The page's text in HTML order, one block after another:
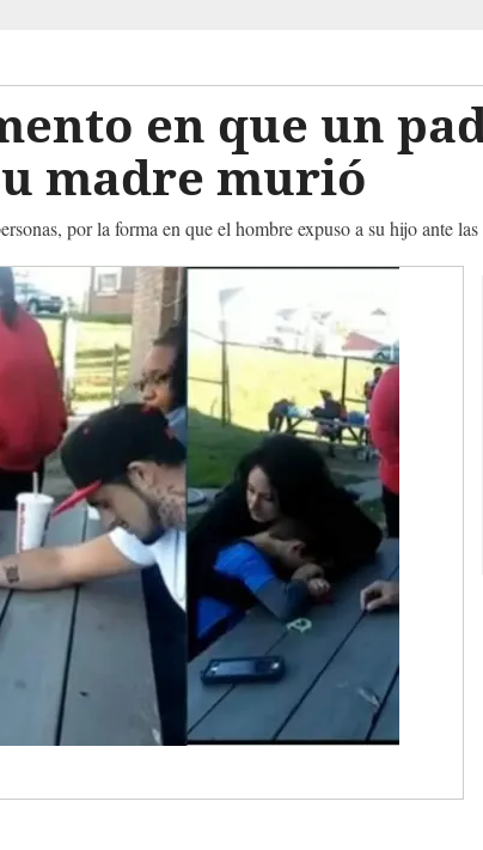
en que un
madre murió
por la forma en que el hombre expuso a su hijo ante las